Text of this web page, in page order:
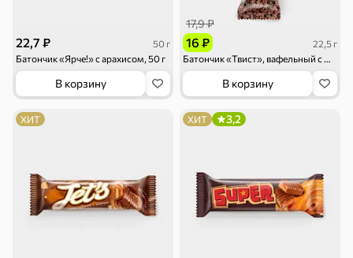
22,7 ₽
50 г
Батончик «Ярче!» с арахисом, 50 г
В корзину
17,9 ₽
16 ₽
22,5 г
Батончик «Твист», вафельный с шоколадной начинкой, 22,5 г
В корзину
ХИТ ХИТ 3,2